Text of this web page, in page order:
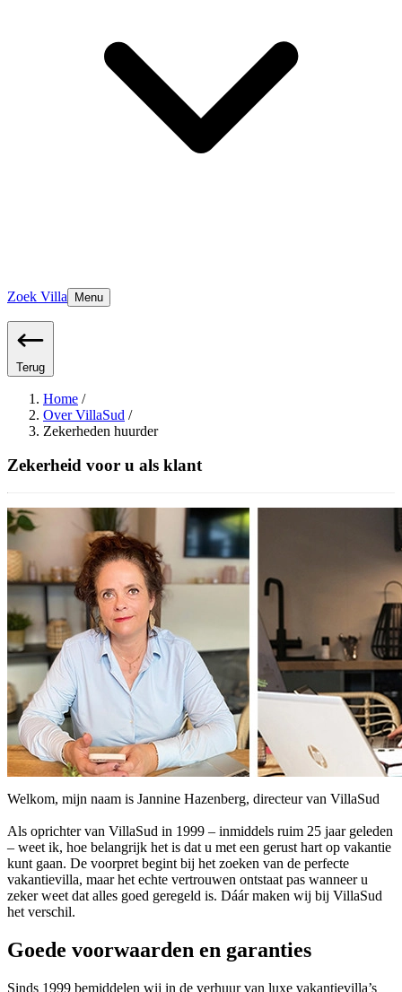
Zoek Villa Menu
Terug
Home /
Over VillaSud /
Zekerheden huurder
Zekerheid voor u als klant
Welkom, mijn naam is Jannine Hazenberg, directeur van VillaSud
Als oprichter van VillaSud in 1999 – inmiddels ruim 25 jaar geleden
– weet ik, hoe belangrijk het is dat u met een gerust hart op vakantie
kunt gaan. De voorpret begint bij het zoeken van de perfecte
vakantievilla, maar het echte vertrouwen ontstaat pas wanneer u
zeker weet dat alles goed geregeld is. Dáár maken wij bij VillaSud
het verschil.
Goede voorwaarden en garanties
Sinds 1999 bemiddelen wij in de verhuur van luxe vakantievilla’s